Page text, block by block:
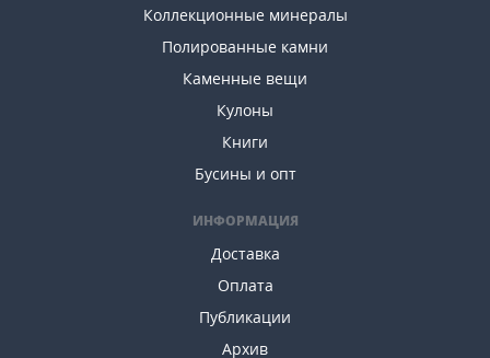
Коллекционные минералы
Полированные камни
Каменные вещи
Кулоны
Книги
Бусины и опт
ИНФОРМАЦИЯ
Доставка
Оплата
Публикации
Архив